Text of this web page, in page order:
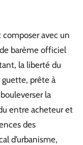
composer avec un
barème officiel
la liberté du
prête à
la
entre acheteur et
des
d’urbanisme,